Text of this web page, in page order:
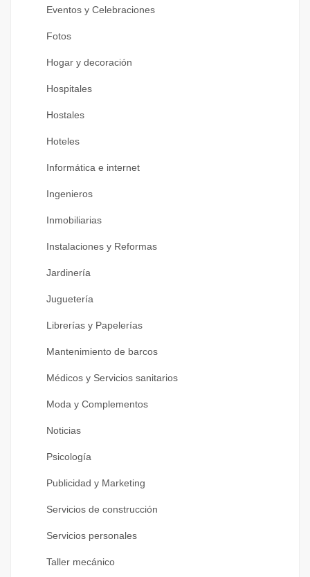
Eventos y Celebraciones
Fotos
Hogar y decoración
Hospitales
Hostales
Hoteles
Informática e internet
Ingenieros
Inmobiliarias
Instalaciones y Reformas
Jardinería
Juguetería
Librerías y Papelerías
Mantenimiento de barcos
Médicos y Servicios sanitarios
Moda y Complementos
Noticias
Psicología
Publicidad y Marketing
Servicios de construcción
Servicios personales
Taller mecánico